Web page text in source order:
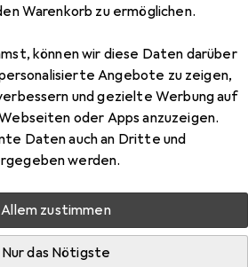
Warenkorb zu ermöglichen.
können wir diese Daten darüber
Angebote zu zeigen,
und gezielte Werbung auf
oder Apps anzuzeigen.
Daten auch an Dritte und
werden.
Allem zustimmen
Nur das Nötigste
LED
Bali ohne
Zubehör zum Produkt L&S LED
Zubehör und Profil + Stange.
Beleuchtung Zubehör